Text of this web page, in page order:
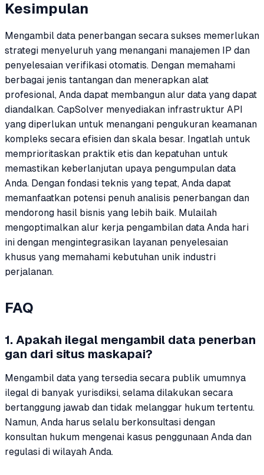
Kesimpulan
Mengambil data penerbangan secara sukses memerlukan
strategi menyeluruh yang menangani manajemen IP dan
penyelesaian verifikasi otomatis. Dengan memahami
berbagai jenis tantangan dan menerapkan alat
profesional, Anda dapat membangun alur data yang dapat
diandalkan. CapSolver menyediakan infrastruktur API
yang diperlukan untuk menangani pengukuran keamanan
kompleks secara efisien dan skala besar. Ingatlah untuk
memprioritaskan praktik etis dan kepatuhan untuk
memastikan keberlanjutan upaya pengumpulan data
Anda. Dengan fondasi teknis yang tepat, Anda dapat
memanfaatkan potensi penuh analisis penerbangan dan
mendorong hasil bisnis yang lebih baik. Mulailah
mengoptimalkan alur kerja pengambilan data Anda hari
ini dengan mengintegrasikan layanan penyelesaian
khusus yang memahami kebutuhan unik industri
perjalanan.
FAQ
1. Apakah ilegal mengambil data penerban
gan dari situs maskapai?
Mengambil data yang tersedia secara publik umumnya
ilegal di banyak yurisdiksi, selama dilakukan secara
bertanggung jawab dan tidak melanggar hukum tertentu.
Namun, Anda harus selalu berkonsultasi dengan
konsultan hukum mengenai kasus penggunaan Anda dan
regulasi di wilayah Anda.